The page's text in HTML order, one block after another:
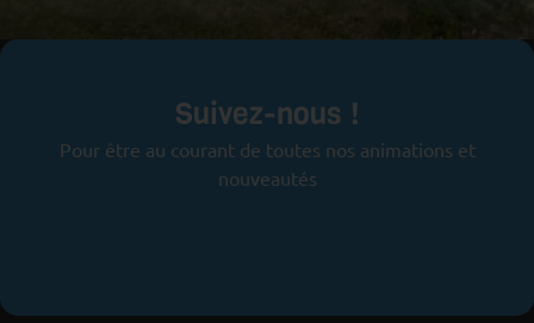
Suivez-nous !
Pour être au courant de toutes nos animations et
nouveautés